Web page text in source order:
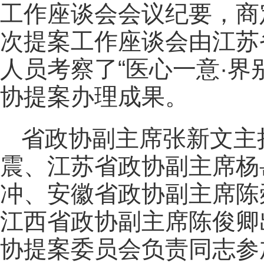
工作座谈会会议纪要，
次提案工作座谈会由江
人员考察了“医心一意·
协提案办理成果。
省政协副主席张新文
震、江苏省政协副主席
冲、安徽省政协副主席
江西省政协副主席陈俊
协提案委员会负责同志